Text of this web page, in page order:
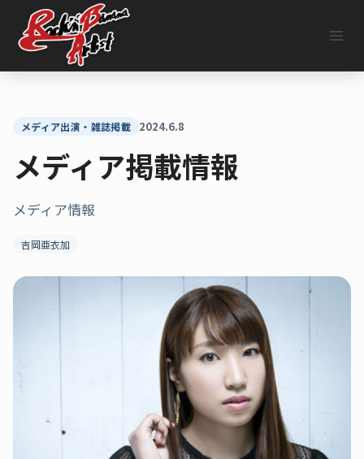
キ
メディア出演・雑誌掲載 2024.6.8
メディア掲載情報
メディア情報
吉岡亜衣加